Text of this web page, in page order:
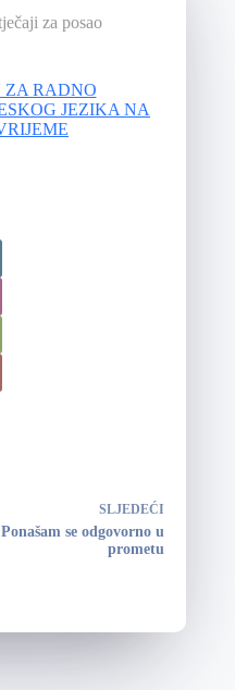
za posao
ZA RADNO
JEZIKA NA
SLJEDEĆI
Ponašam se odgovorno u
prometu